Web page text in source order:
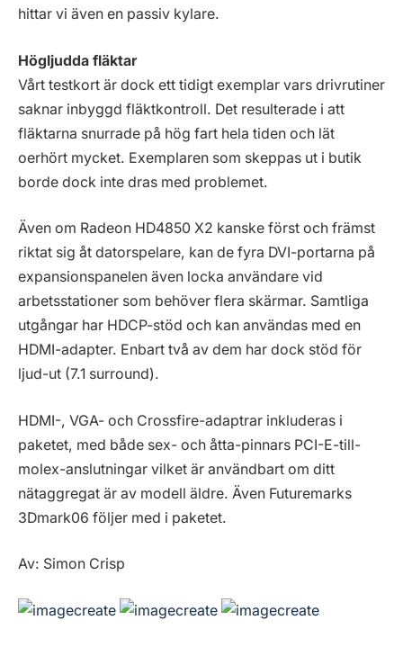
hittar vi även en passiv kylare.
Högljudda fläktar
Vårt testkort är dock ett tidigt exemplar vars drivrutiner
saknar inbyggd fläktkontroll. Det resulterade i att
fläktarna snurrade på hög fart hela tiden och lät
oerhört mycket. Exemplaren som skeppas ut i butik
borde dock inte dras med problemet.
Även om Radeon HD4850 X2 kanske först och främst
riktat sig åt datorspelare, kan de fyra DVI-portarna på
expansionspanelen även locka användare vid
arbetsstationer som behöver flera skärmar. Samtliga
utgångar har HDCP-stöd och kan användas med en
HDMI-adapter. Enbart två av dem har dock stöd för
ljud-ut (7.1 surround).
HDMI-, VGA- och Crossfire-adaptrar inkluderas i
paketet, med både sex- och åtta-pinnars PCI-E-till-
molex-anslutningar vilket är användbart om ditt
nätaggregat är av modell äldre. Även Futuremarks
3Dmark06 följer med i paketet.
Av: Simon Crisp